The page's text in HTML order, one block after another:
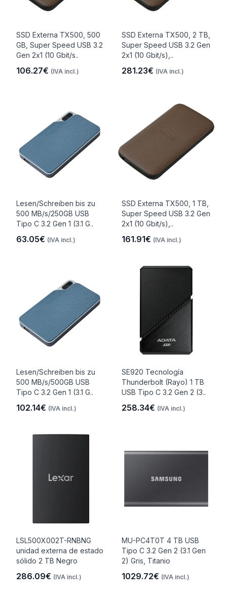
SSD Externa TX500, 500
GB, Super Speed USB 3.2
Gen 2x1 (10 Gbit/s..
106.27€ (IVA incl.)
SSD Externa TX500, 2 TB,
Super Speed USB 3.2 Gen
2x1 (10 Gbit/s),..
281.23€ (IVA incl.)
Lesen/Schreiben bis zu
500 MB/s/250GB USB
Tipo C 3.2 Gen 1 (3.1 G..
63.05€ (IVA incl.)
SSD Externa TX500, 1 TB,
Super Speed USB 3.2 Gen
2x1 (10 Gbit/s),..
161.91€ (IVA incl.)
Lesen/Schreiben bis zu
500 MB/s/500GB USB
Tipo C 3.2 Gen 1 (3.1 G..
102.14€ (IVA incl.)
SE920 Tecnología
Thunderbolt (Rayo) 1 TB
USB Tipo C 3.2 Gen 2 (3..
258.34€ (IVA incl.)
LSL500X002T-RNBNG
unidad externa de estado
sólido 2 TB Negro
286.09€ (IVA incl.)
MU-PC4T0T 4 TB USB
Tipo C 3.2 Gen 2 (3.1 Gen
2) Gris, Titanio
1029.72€ (IVA incl.)